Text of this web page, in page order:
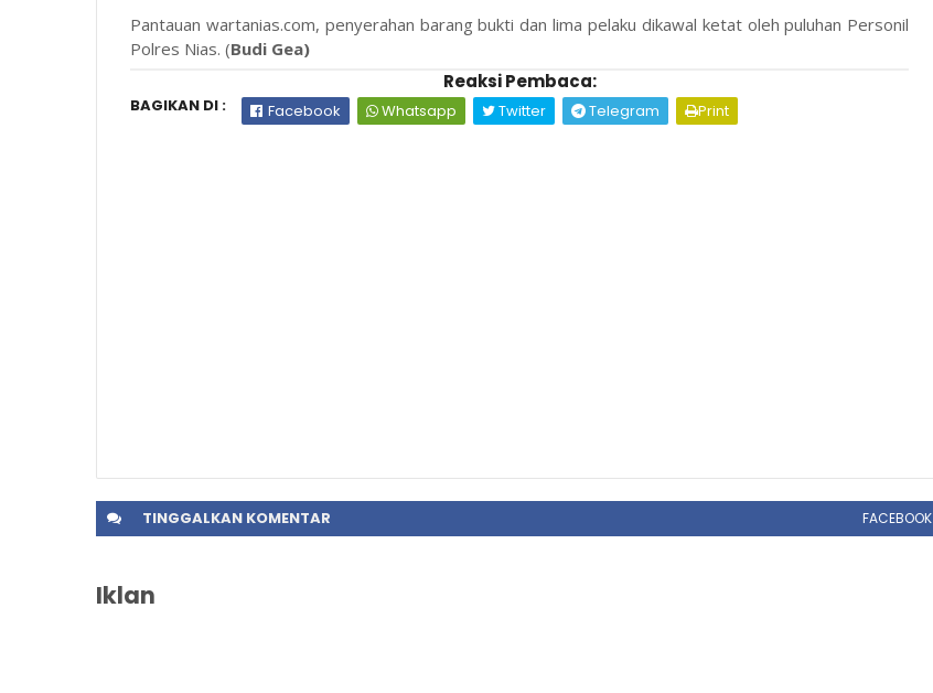
Pantauan wartanias.com, penyerahan barang bukti dan lima pelaku dikawal ketat oleh puluhan Personil
Polres Nias. (Budi Gea)
Reaksi Pembaca:
BAGIKAN DI : Facebook Whatsapp Twitter Telegram Print
TINGGALKAN KOMENTAR FACEBOOK
Iklan